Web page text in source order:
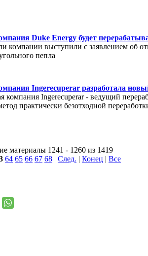
Duke Energy будет
компании выступили с заявлением об
пепла
Ingerecuperar разработала
компания Ingerecuperar - ведущий
практически безотходной
материалы 1241 - 1260 из 1419
64 65 66 67 68 | След. | Конец | Все